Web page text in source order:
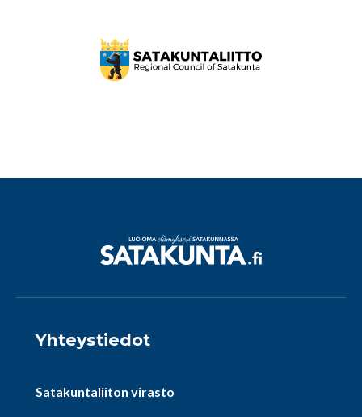
Yhteystiedot
Satakuntaliiton virasto